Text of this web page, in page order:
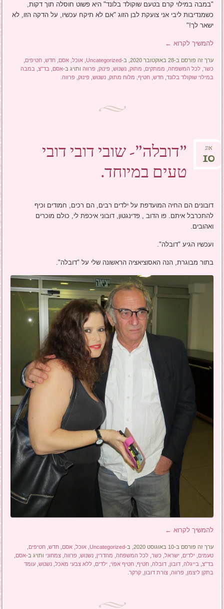
"במבה במילוי קרם בטעם שוקולד בלונד" היא פשוט חוסלה תוך דקות,
כשמנדיבות ליבי אני צועקת לבן הזוג "אם לא תיקח עכשיו, על הדקה הזו, לא
ישאר לך!"
להמשיך לקרוא ←
ערך זה פורסם ב-28 באוקטובר 2020, ב- Uncategorized
,אוכל ,אסם ,חדש ,חטיפים
כשר ,לכל המשפחה ממתקים מתוק ,נשנוש פינוק פרווה ותויג ב-אסם בד"צ במבה
במילוי שוקולד בלונד ,חדש ,חטיף מלוח מתוק ,נשנוש פינוק פרווה
"דובלה"- שובי דובי דובי
טעים במיוחד.
אוג
10
דובונים הם החיה המועדפת על ילדים רבים, הם רכים, חמודים וכיף
להתכרבל איתם. פו הדוב , פדינגטון, דובוני איכפת לי, כולם מוכרים
ואהובים.
ועכשיו הגיע "דובלה".
בתור מבוגרת, הנה האסוציאציה הראשונה שלי על "דובלה".
להמשיך לקרוא ←
ערך זה פורסם ב-10 באוגוסט 2020, ב- Uncategorized
,אוכל ,אסם ,חדש ,חטיפים
טעמים
ילדים ישראל כשר ,לכל המשפחה מהדרין ,נשנוש פרווה ,צמחוני ותויג ב-אסם
בד"צ בייגלה ,דובון ,דובלה ,חטיף ,חטיף אפוי ילדים ,ללא צבעי מאכל ,נשנוש ,עומד
בתקן ליצמן
פרווה ,צורת דובון ,קרקר